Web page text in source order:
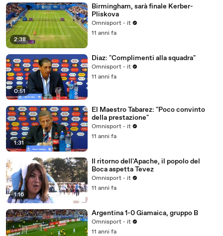
2:38
Birmingham, sarà finale Kerber-
Pliskova
Omnisport - it
11 anni fa
0:51
Diaz: "Complimenti alla squadra"
Omnisport - it
11 anni fa
1:31
El Maestro Tabarez: "Poco convinto
della prestazione"
Omnisport - it
11 anni fa
1:16
Il ritorno dell'Apache, il popolo del
Boca aspetta Tevez
Omnisport - it
11 anni fa
Argentina 1-0 Giamaica, gruppo B
Omnisport - it
11 anni fa